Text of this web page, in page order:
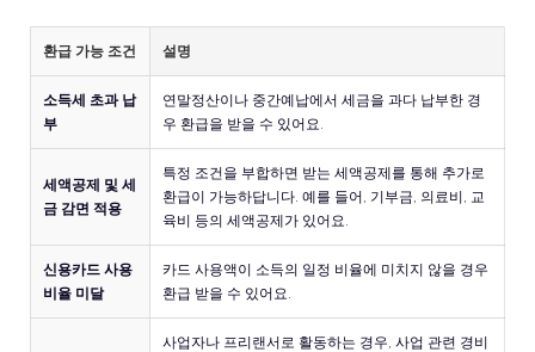
환급 가능 조건 설명
소득세 초과 납
부
연말정산이나 중간예납에서 세금을 과다 납부한 경
우 환급을 받을 수 있어요.
세액공제 및 세
금 감면 적용
특정 조건을 부합하면 받는 세액공제를 통해 추가로
환급이 가능하답니다. 예를 들어, 기부금, 의료비, 교
육비 등의 세액공제가 있어요.
신용카드 사용
비율 미달
카드 사용액이 소득의 일정 비율에 미치지 않을 경우
환급 받을 수 있어요.
사업자나 프리랜서로 활동하는 경우, 사업 관련 경비